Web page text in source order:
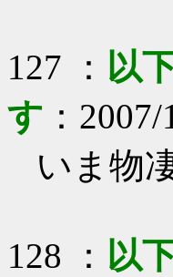
127 ： 以
す ： 2007/
いま物
128 ： 以